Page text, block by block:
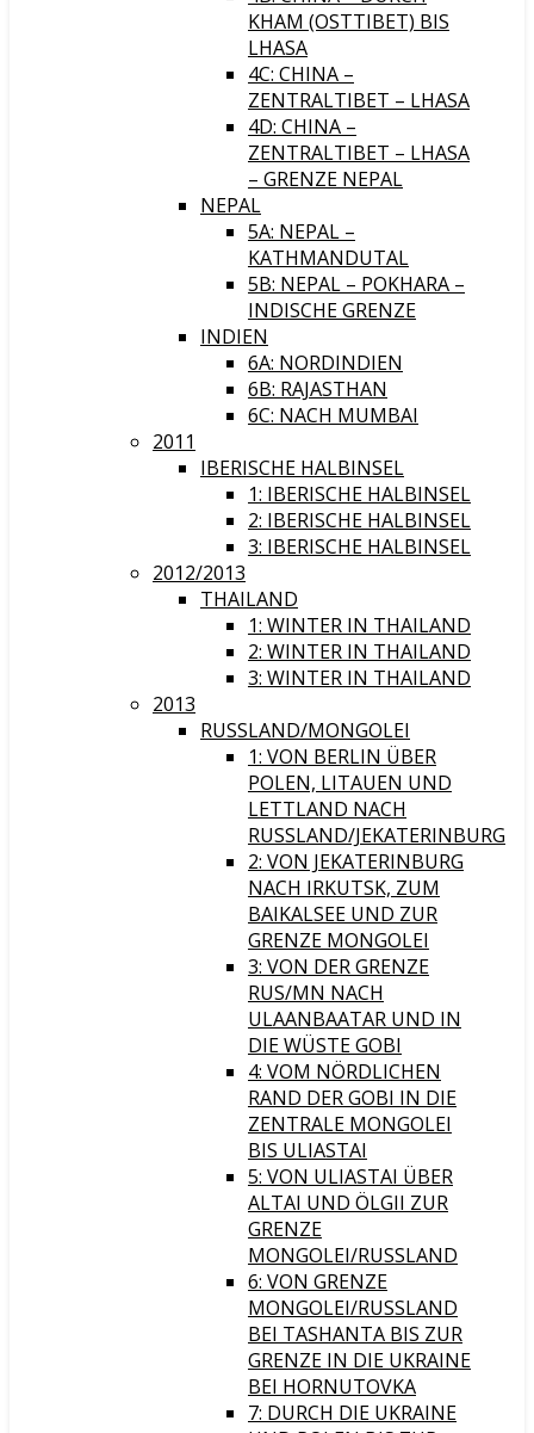
KHAM (OSTTIBET) BIS
LHASA
4C: CHINA –
ZENTRALTIBET – LHASA
4D: CHINA –
ZENTRALTIBET – LHASA
– GRENZE NEPAL
NEPAL
5A: NEPAL –
KATHMANDUTAL
5B: NEPAL – POKHARA –
INDISCHE GRENZE
INDIEN
6A: NORDINDIEN
6B: RAJASTHAN
6C: NACH MUMBAI
2011
IBERISCHE HALBINSEL
1: IBERISCHE HALBINSEL
2: IBERISCHE HALBINSEL
3: IBERISCHE HALBINSEL
2012/2013
THAILAND
1: WINTER IN THAILAND
2: WINTER IN THAILAND
3: WINTER IN THAILAND
2013
RUSSLAND/MONGOLEI
1: VON BERLIN ÜBER
POLEN, LITAUEN UND
LETTLAND NACH
RUSSLAND/JEKATERINBURG
2: VON JEKATERINBURG
NACH IRKUTSK, ZUM
BAIKALSEE UND ZUR
GRENZE MONGOLEI
3: VON DER GRENZE
RUS/MN NACH
ULAANBAATAR UND IN
DIE WÜSTE GOBI
4: VOM NÖRDLICHEN
RAND DER GOBI IN DIE
ZENTRALE MONGOLEI
BIS ULIASTAI
5: VON ULIASTAI ÜBER
ALTAI UND ÖLGII ZUR
GRENZE
MONGOLEI/RUSSLAND
6: VON GRENZE
MONGOLEI/RUSSLAND
BEI TASHANTA BIS ZUR
GRENZE IN DIE UKRAINE
BEI HORNUTOVKA
7: DURCH DIE UKRAINE